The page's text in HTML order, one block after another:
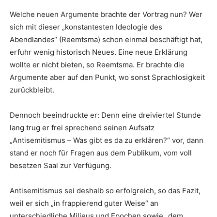
Welche neuen Argumente brachte der Vortrag nun? Wer
sich mit dieser „konstantesten Ideologie des
Abendlandes“ (Reemtsma) schon einmal beschäftigt hat,
erfuhr wenig historisch Neues. Eine neue Erklärung
wollte er nicht bieten, so Reemtsma. Er brachte die
Argumente aber auf den Punkt, wo sonst Sprachlosigkeit
zurückbleibt.
Dennoch beeindruckte er: Denn eine dreiviertel Stunde
lang trug er frei sprechend seinen Aufsatz
„Antisemitismus – Was gibt es da zu erklären?“ vor, dann
stand er noch für Fragen aus dem Publikum, vom voll
besetzen Saal zur Verfügung.
Antisemitismus sei deshalb so erfolgreich, so das Fazit,
weil er sich „in frappierend guter Weise“ an